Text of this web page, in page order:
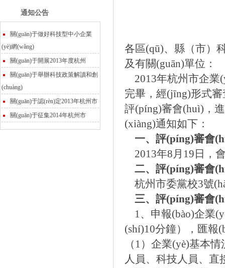
通知公告
關(guān)于做好科技型中小企業
(yè)網(wǎng)
關(guān)于開展2013年度杭州
關(guān)于舉辦科技政策解讀和創
(chuàng)
關(guān)于認(rèn)定2013年杭州市
關(guān)于征集2014年杭州市
各區(qū)、縣（市）科
及有關(guān)單位：
2013年杭州市企業
完畢，經(jīng)形式審
評(píng)審會(huì)，進
(xiàng)通知如下：
一、評(píng)審會
2013年8 月 19 日
二、評(píng)審
杭州市委黨校3號
三、評(píng)審會
1 、申報(bào)
(shí)10分鐘），匯報
（ 1 ）企業(yè)基本情
人員、科技人員